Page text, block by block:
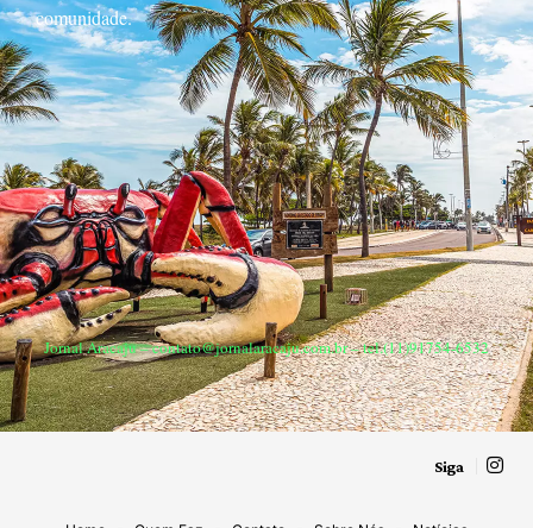
comunidade.
Jornal Aracaju –contato@jornalaracaju.com.br– tel.(11)91754-6532
Siga